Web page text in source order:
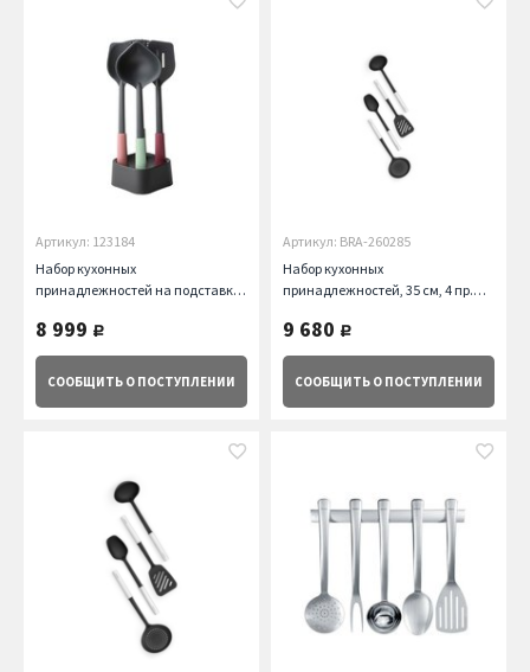
Артикул: 123184
Набор кухонных
принадлежностей на подставке,
8 999 руб.
СООБЩИТЬ О ПОСТУПЛЕНИИ
Артикул: BRA-260285
Набор кухонных
принадлежностей, 35 см, 4 пр.
9 680 руб.
СООБЩИТЬ О ПОСТУПЛЕНИИ